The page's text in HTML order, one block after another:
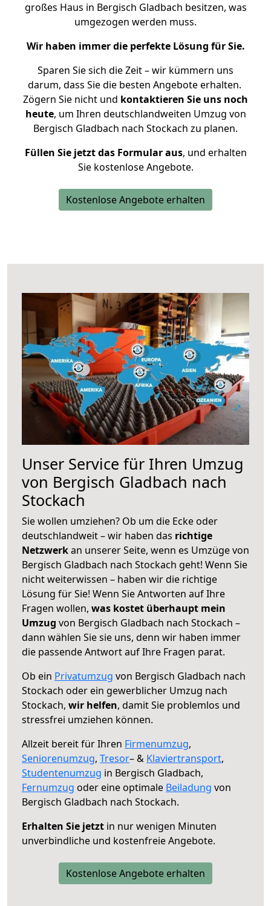
großes Haus in Bergisch Gladbach besitzen, was
umgezogen werden muss.
Wir haben immer die perfekte Lösung für Sie.
Sparen Sie sich die Zeit – wir kümmern uns
darum, dass Sie die besten Angebote erhalten.
Zögern Sie nicht und kontaktieren Sie uns noch
heute, um Ihren deutschlandweiten Umzug von
Bergisch Gladbach nach Stockach zu planen.
Füllen Sie jetzt das Formular aus, und erhalten
Sie kostenlose Angebote.
Kostenlose Angebote erhalten
Unser Service für Ihren Umzug
von Bergisch Gladbach nach
Stockach
Sie wollen umziehen? Ob um die Ecke oder
deutschlandweit – wir haben das richtige
Netzwerkan unserer Seite, wenn es Umzüge von
Bergisch Gladbach nach Stockach geht! Wenn Sie
nicht weiterwissen – haben wir die richtige
Lösung für Sie! Wenn Sie Antworten auf Ihre
Fragen wollen, was kostet überhaupt mein
Umzug von Bergisch Gladbach nach Stockach –
dann wählen Sie sie uns, denn wir haben immer
die passende Antwort auf Ihre Fragen parat.
Ob ein Privatumzug von Bergisch Gladbach nach
Stockach oder ein gewerblicher Umzug nach
Stockach, wir helfen, damit Sie problemlos und
stressfrei umziehen können.
Allzeit bereit für Ihren Firmenumzug,
Seniorenumzug, Tresor– & Klaviertransport,
Studentenumzug in Bergisch Gladbach,
Fernumzug oder eine optimale Beiladung von
Bergisch Gladbach nach Stockach.
Erhalten Sie jetzt in nur wenigen Minuten
unverbindliche und kostenfreie Angebote.
Kostenlose Angebote erhalten